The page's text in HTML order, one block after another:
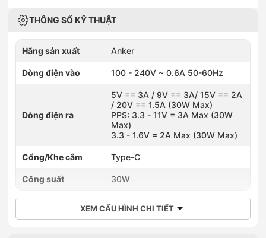
THÔNG SỐ KỸ THUẬT
Hãng sản xuất Anker
Dòng điện vào 100 - 240V ~ 0.6A 50-60Hz
Dòng điện ra
5V == 3A / 9V == 3A/ 15V == 2A
/ 20V == 1.5A (30W Max)
PPS: 3.3 - 11V = 3A Max (30W
Max)
3.3 - 1.6V = 2A Max (30W Max)
Cổng/Khe cắm Type-C
Công suất 30W
XEM CẤU HÌNH CHI TIẾT